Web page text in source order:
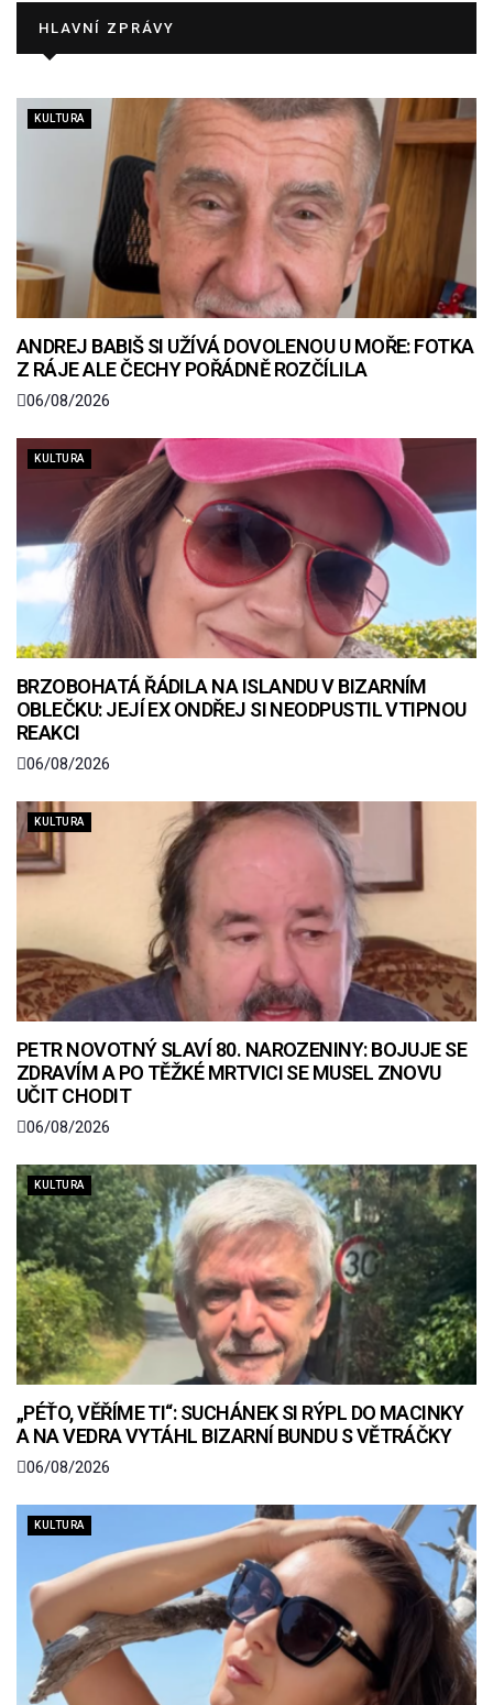
HLAVNÍ ZPRÁVY
KULTURA
ANDREJ BABIŠ SI UŽÍVÁ DOVOLENOU U MOŘE: FOTKA
Z RÁJE ALE ČECHY POŘÁDNĚ ROZČÍLILA
06/08/2026
KULTURA
BRZOBOHATÁ ŘÁDILA NA ISLANDU V BIZARNÍM
OBLEČKU: JEJÍ EX ONDŘEJ SI NEODPUSTIL VTIPNOU
REAKCI
06/08/2026
KULTURA
PETR NOVOTNÝ SLAVÍ 80. NAROZENINY: BOJUJE SE
ZDRAVÍM A PO TĚŽKÉ MRTVICI SE MUSEL ZNOVU
UČIT CHODIT
06/08/2026
KULTURA
„PÉŤO, VĚŘÍME TI“: SUCHÁNEK SI RÝPL DO MACINKY
A NA VEDRA VYTÁHL BIZARNÍ BUNDU S VĚTRÁČKY
06/08/2026
KULTURA